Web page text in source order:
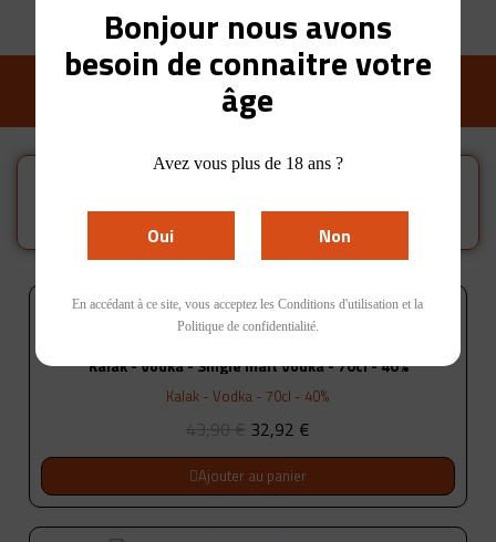
Bonjour nous avons
besoin de connaitre votre
âge
Avez vous plus de 18 ans ?
Oui Non
En accédant à ce site, vous acceptez les Conditions d'utilisation et la
Politique de confidentialité.
Kalak - Vodka - Single malt Vodka - 70cl - 40%
Kalak - Vodka - 70cl - 40%
43,90 € 32,92 €
Ajouter au panier